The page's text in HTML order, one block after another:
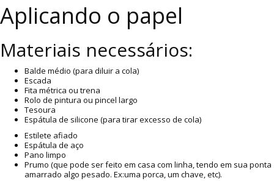
Aplicando o papel
Materiais necessários:
Balde médio (para diluir a cola)
Escada
Fita métrica ou trena
Rolo de pintura ou pincel largo
Tesoura
Espátula de silicone (para tirar excesso de cola)
Estilete afiado
Espátula de aço
Pano limpo
Prumo (que pode ser feito em casa com linha, tendo em sua ponta
amarrado algo pesado. Ex:uma porca, um chave, etc).